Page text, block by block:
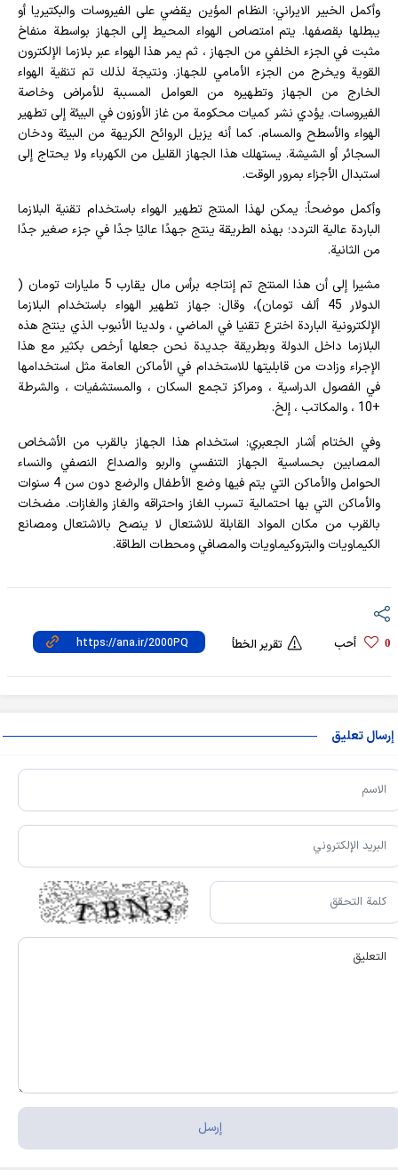
وأكمل الخبير الايراني: النظام المؤين يقضي على الفيروسات والبكتيريا أو
يبطلها بقصفها. يتم امتصاص الهواء المحيط إلى الجهاز بواسطة منفاخ
مثبت في الجزء الخلفي من الجهاز ، ثم يمر هذا الهواء عبر بلازما الإلكترون
القوية ويخرج من الجزء الأمامي للجهاز. ونتيجة لذلك تم تنقية الهواء
الخارج من الجهاز وتطهيره من العوامل المسببة للأمراض وخاصة
الفيروسات. يؤدي نشر كميات محكومة من غاز الأوزون في البيئة إلى تطهير
الهواء والأسطح والمسام. كما أنه يزيل الروائح الكريهة من البيئة ودخان
السجائر أو الشيشة. يستهلك هذا الجهاز القليل من الكهرباء ولا يحتاج إلى
استبدال الأجزاء بمرور الوقت.
وأكمل موضحاً: يمكن لهذا المنتج تطهير الهواء باستخدام تقنية البلازما
الباردة عالية التردد؛ بهذه الطريقة ينتج جهدًا عاليًا جدًا في جزء صغير جدًا
من الثانية.
مشيرا إلى أن هذا المنتج تم إنتاجه برأس مال يقارب 5 مليارات تومان (
الدولار 45 ألف تومان)، وقال: جهاز تطهير الهواء باستخدام البلازما
الإلكترونية الباردة اخترع تقنيا في الماضي ، ولدينا الأنبوب الذي ينتج هذه
البلازما داخل الدولة وبطريقة جديدة نحن جعلها أرخص بكثير مع هذا
الإجراء وزادت من قابليتها للاستخدام في الأماكن العامة مثل استخدامها
في الفصول الدراسية ، ومراكز تجمع السكان ، والمستشفيات ، والشرطة
+10 ، والمكاتب ، إلخ.
وفي الختام أشار الجعبري: استخدام هذا الجهاز بالقرب من الأشخاص
المصابين بحساسية الجهاز التنفسي والربو والصداع النصفي والنساء
الحوامل والأماكن التي يتم فيها وضع الأطفال والرضع دون سن 4 سنوات
والأماكن التي بها احتمالية تسرب الغاز واحتراقه والغاز والغازات. مضخات
بالقرب من مكان المواد القابلة للاشتعال لا ينصح بالاشتعال ومصانع
الكيماويات والبتروكيماويات والمصافي ومحطات الطاقة.
0 أحب تقرير الخطأ
إرسال تعليق